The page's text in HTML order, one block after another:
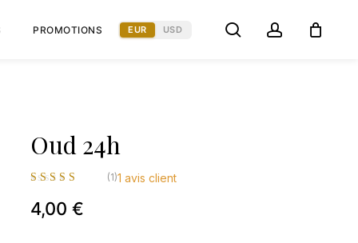
PROMOTIONS EUR USD search account
Close
Oud 24h
(1)1 avis client
4,00 €